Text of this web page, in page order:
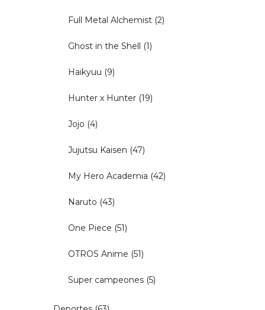
Full Metal Alchemist (2)
Ghost in the Shell (1)
Haikyuu (9)
Hunter x Hunter (19)
Jojo (4)
Jujutsu Kaisen (47)
My Hero Academia (42)
Naruto (43)
One Piece (51)
OTROS Anime (51)
Super campeones (5)